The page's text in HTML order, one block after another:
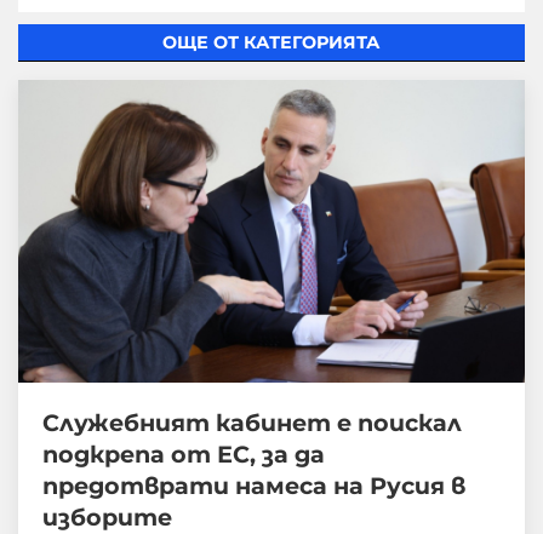
ОЩЕ ОТ КАТЕГОРИЯТА
Служебният кабинет е поискал
подкрепа от ЕС, за да
предотврати намеса на Русия в
изборите